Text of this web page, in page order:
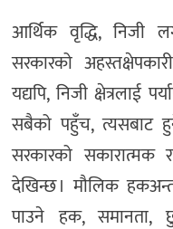
आर्थिक वृद्धि, निजी
सरकारको
यद्यपि, निजी क्षेत्रलाई
सबैको पहुँच, त्यसबाट
सरकारको सकारात्मक
देखिन्छ । मौलिक
पाउने हक, समानता,